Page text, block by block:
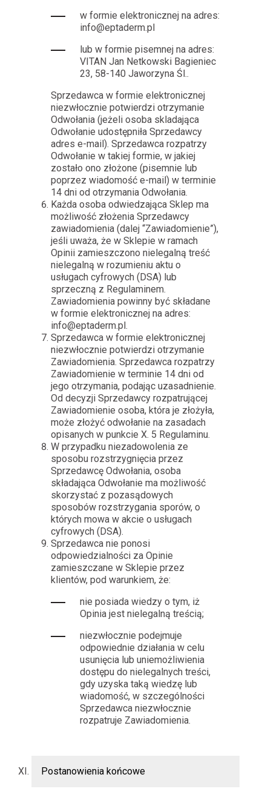
w formie elektronicznej na adres:
info@eptaderm.pl
lub w formie pisemnej na adres:
VITAN Jan Netkowski Bagieniec
23, 58-140 Jaworzyna Śl..
Sprzedawca w formie elektronicznej
niezwłocznie potwierdzi otrzymanie
Odwołania (jeżeli osoba skladająca
Odwołanie udostępniła Sprzedawcy
adres e-mail). Sprzedawca rozpatrzy
Odwołanie w takiej formie, w jakiej
zostało ono złożone (pisemnie lub
poprzez wiadomość e-mail) w terminie
14 dni od otrzymania Odwołania.
Każda osoba odwiedzająca Sklep ma
możliwość złożenia Sprzedawcy
zawiadomienia (dalej “Zawiadomienie”),
jeśli uważa, że w Sklepie w ramach
Opinii zamieszczono nielegalną treść
nielegalną w rozumieniu aktu o
usługach cyfrowych (DSA) lub
sprzeczną z Regulaminem.
Zawiadomienia powinny być składane
w formie elektronicznej na adres:
info@eptaderm.pl.
Sprzedawca w formie elektronicznej
niezwłocznie potwierdzi otrzymanie
Zawiadomienia. Sprzedawca rozpatrzy
Zawiadomienie w terminie 14 dni od
jego otrzymania, podając uzasadnienie.
Od decyzji Sprzedawcy rozpatrującej
Zawiadomienie osoba, która je złożyła,
może złożyć odwołanie na zasadach
opisanych w punkcie X. 5 Regulaminu.
W przypadku niezadowolenia ze
sposobu rozstrzygnięcia przez
Sprzedawcę Odwołania, osoba
składająca Odwołanie ma możliwość
skorzystać z pozasądowych
sposobów rozstrzygania sporów, o
których mowa w akcie o usługach
cyfrowych (DSA).
Sprzedawca nie ponosi
odpowiedzialności za Opinie
zamieszczane w Sklepie przez
klientów, pod warunkiem, że:
nie posiada wiedzy o tym, iż
Opinia jest nielegalną treścią;
niezwłocznie podejmuje
odpowiednie działania w celu
usunięcia lub uniemożliwienia
dostępu do nielegalnych treści,
gdy uzyska taką wiedzę lub
wiadomość, w szczególności
Sprzedawca niezwłocznie
rozpatruje Zawiadomienia.
Postanowienia końcowe